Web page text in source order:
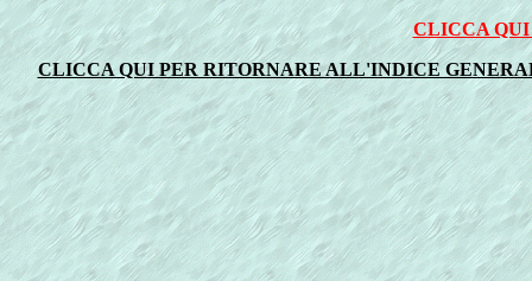
CLICCA
CLICCA QUI PER RITORNARE ALL'INDICE